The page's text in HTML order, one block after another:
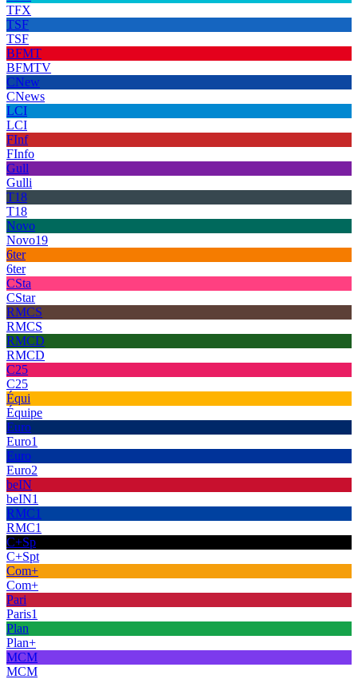
TFX
TSF
TSF
BFMT
BFMTV
CNew
CNews
LCI
LCI
FInf
FInfo
Gull
Gulli
T18
T18
Novo
Novo19
6ter
6ter
CSta
CStar
RMCS
RMCS
RMCD
RMCD
C25
C25
Équi
Équipe
Euro
Euro1
Euro
Euro2
beIN
beIN1
RMC1
RMC1
C+Sp
C+Spt
Com+
Com+
Pari
Paris1
Plan
Plan+
MCM
MCM